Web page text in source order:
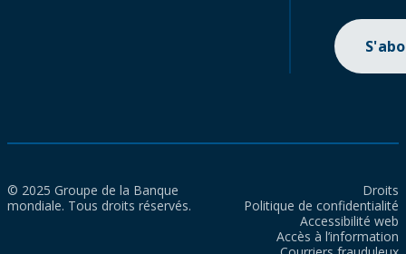
© 2025 Groupe de la Banque
mondiale. Tous droits réservés.
Droits
Politique de confidentialité
Accessibilité web
Accès à l’information